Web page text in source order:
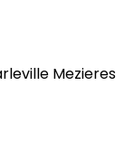
Mezieres